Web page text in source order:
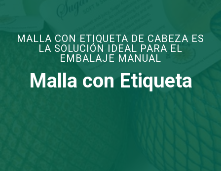
MALLA CON ETIQUETA DE CABEZA ES
LA SOLUCIÓN IDEAL PARA EL
EMBALAJE MANUAL
Malla con Etiqueta